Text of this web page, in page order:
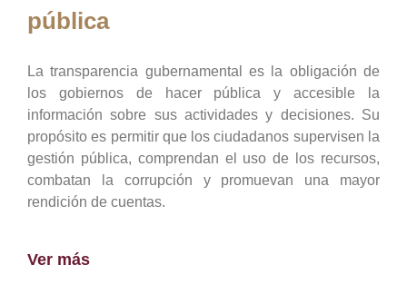
pública
La transparencia gubernamental es la obligación de
los gobiernos de hacer pública y accesible la
información sobre sus actividades y decisiones. Su
propósito es permitir que los ciudadanos supervisen la
gestión pública, comprendan el uso de los recursos,
combatan la corrupción y promuevan una mayor
rendición de cuentas.
Ver más